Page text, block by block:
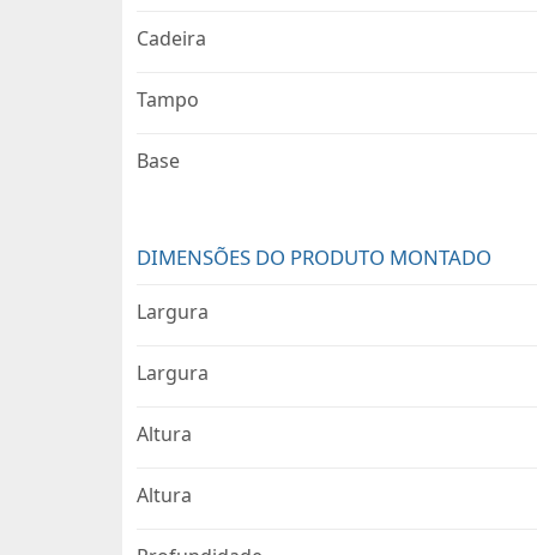
Cadeira
Tampo
Base
DIMENSÕES DO PRODUTO MONTADO
Largura
Largura
Altura
Altura